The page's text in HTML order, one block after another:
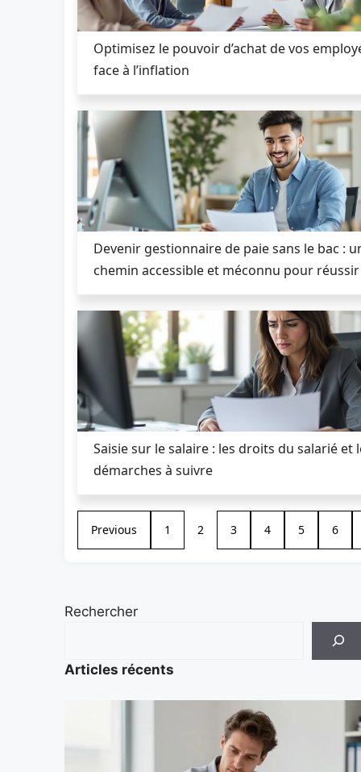
Optimisez le pouvoir d’achat de vos
face à l’inflation
Devenir gestionnaire de paie sans le bac :
chemin accessible et méconnu pour réussir
Saisie sur le salaire : les droits du salarié et
démarches à suivre
Previous 1 2 3 4 5 6
Rechercher
Articles récents